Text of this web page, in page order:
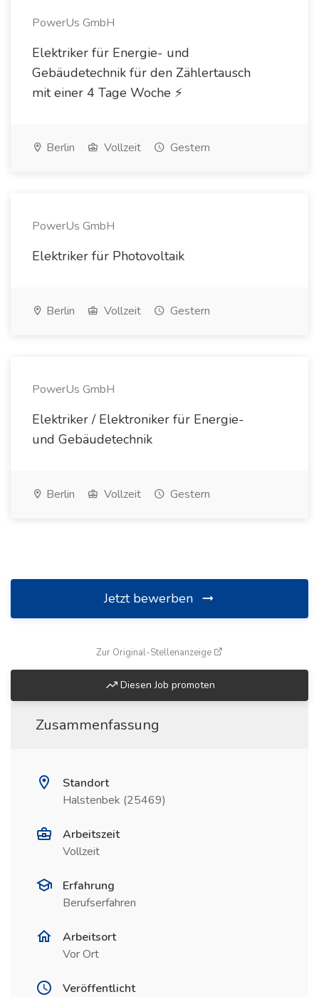
PowerUs GmbH
Elektriker für Energie- und
Gebäudetechnik für den Zählertausch
mit einer 4 Tage Woche ⚡️
Berlin Vollzeit Gestern
PowerUs GmbH
Elektriker für Photovoltaik
Berlin Vollzeit Gestern
PowerUs GmbH
Elektriker / Elektroniker für Energie-
und Gebäudetechnik
Berlin Vollzeit Gestern
Jetzt bewerben
Zur Original-Stellenanzeige
Diesen Job promoten
Zusammenfassung
Standort
Halstenbek (25469)
Arbeitszeit
Vollzeit
Erfahrung
Berufserfahren
Arbeitsort
Vor Ort
Veröffentlicht